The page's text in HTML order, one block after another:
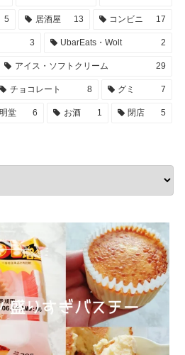
5 居酒屋 13 コンビニ 17
3 UbarEats・Wolt 2
アイス・ソフトクリーム 29
チョコレート 8 グミ 7
堂 6 お酒 1 閉店 5